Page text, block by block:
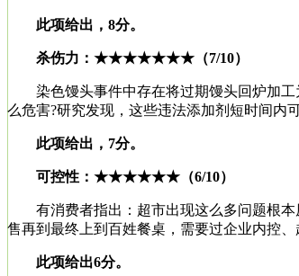
此项给出，8分。
杀伤力：★★★★★★★（7/10）
染色馒头事件中存在将过期馒头回炉加工
么危害?研究发现，这些违法添加剂短时间内
此项给出，7分。
可控性：★★★★★★（6/10）
有消费者指出：超市出现这么多问题根本
售再到最终上到百姓餐桌，需要过企业内控
此项给出6分。